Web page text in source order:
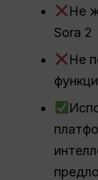
Не
Sora 2
Не